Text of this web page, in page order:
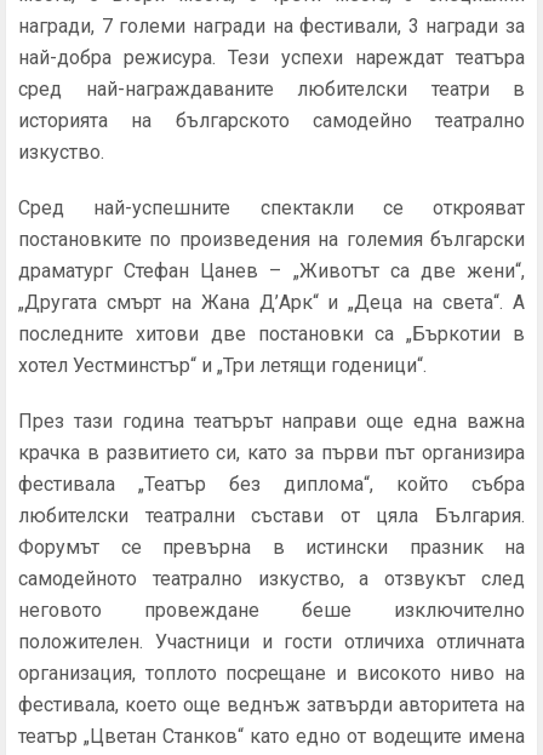
награди, 7 големи награди на фестивали, 3 награди за
най-добра режисура. Тези успехи нареждат театъра
сред най-награждаваните любителски театри в
историята на българското самодейно театрално
изкуство.
Сред най-успешните спектакли се открояват
постановките по произведения на големия български
драматург Стефан Цанев – „Животът са две жени“,
„Другата смърт на Жана Д’Арк“ и „Деца на света“. А
последните хитови две постановки са „Бъркотии в
хотел Уестминстър“ и „Три летящи годеници“.
През тази година театърът направи още една важна
крачка в развитието си, като за първи път организира
фестивала „Театър без диплома“, който събра
любителски театрални състави от цяла България.
Форумът се превърна в истински празник на
самодейното театрално изкуство, а отзвукът след
неговото провеждане беше изключително
положителен. Участници и гости отличиха отличната
организация, топлото посрещане и високото ниво на
фестивала, което още веднъж затвърди авторитета на
театър „Цветан Станков“ като едно от водещите имена